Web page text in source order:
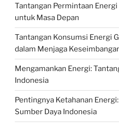
Tantangan Permintaan
untuk Masa Depan
Tantangan Konsumsi Energi
dalam Menjaga
Mengamankan Energi:
Indonesia
Pentingnya Ketahanan
Sumber Daya Indonesia